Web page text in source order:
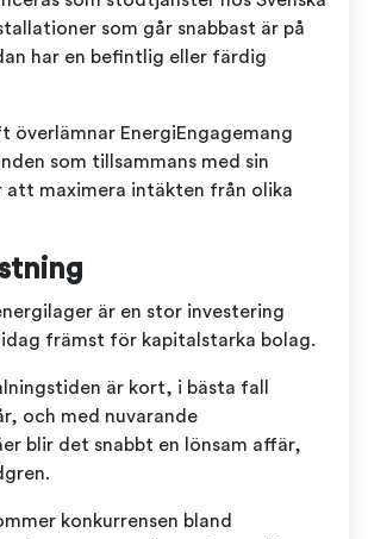
som går snabbast är på
har en befintlig eller färdig
överlämnar EnergiEngagemang
som tillsammans med sin
maximera intäkten från olika
är en stor investering
idag främst för kapitalstarka bolag.
är kort, i bästa fall
och med nuvarande
blir det snabbt en lönsam affär,
konkurrensen bland